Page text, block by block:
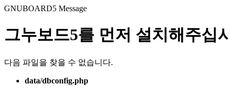
GNUBOARD5 Message
그누보드5를 먼저 설치해주십
다음 파일을 찾을 수 없습니다.
data/dbconfig.php